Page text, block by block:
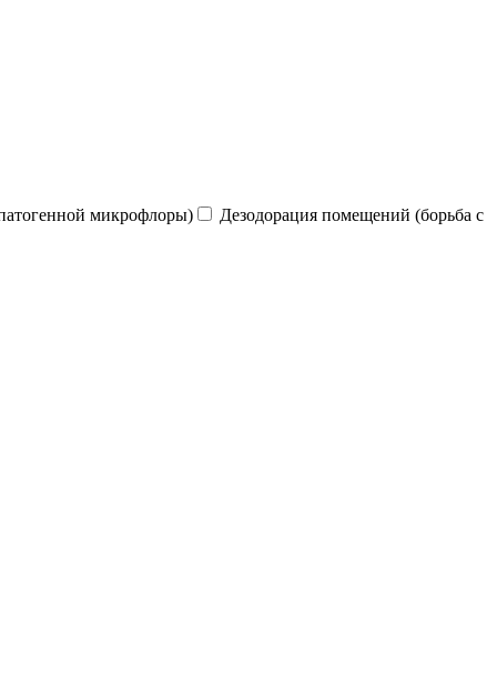
микрофлоры)
Дезодорация помещений (борьба с